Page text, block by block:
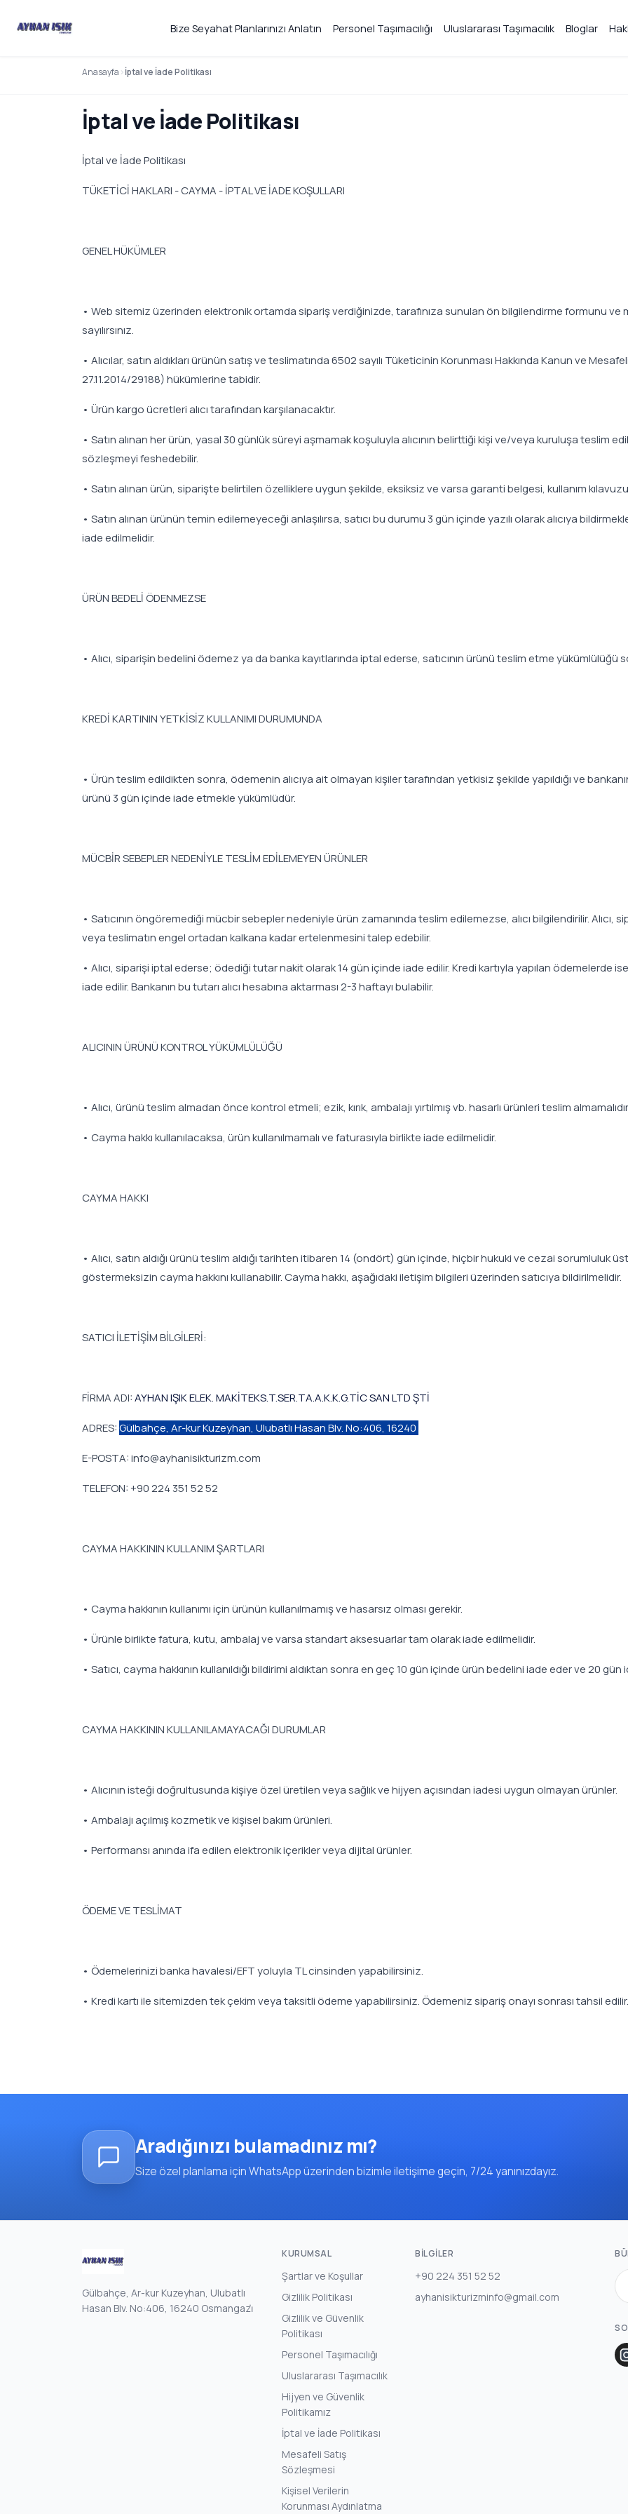
Bize Seyahat Planlarınızı Anlatın Personel Taşımacılığı Uluslararası Taşımacılık Bloglar
Anasayfa İptal ve İade Politikası
İptal ve İade Politikası
İptal ve İade Politikası
TÜKETİCİ HAKLARI - CAYMA - İPTAL VE İADE KOŞULLARI
GENEL HÜKÜMLER
• Web sitemiz üzerinden elektronik ortamda sipariş verdiğinizde, tarafınıza sunulan ön bilgilendirme formunu ve
sayılırsınız.
• Alıcılar, satın aldıkları ürünün satış ve teslimatında 6502 sayılı Tüketicinin Korunması Hakkında Kanun ve
27.11.2014/29188) hükümlerine tabidir.
• Ürün kargo ücretleri alıcı tarafından karşılanacaktır.
• Satın alınan her ürün, yasal 30 günlük süreyi aşmamak koşuluyla alıcının belirttiği kişi ve/veya kuruluşa teslim
sözleşmeyi feshedebilir.
• Satın alınan ürün, siparişte belirtilen özelliklere uygun şekilde, eksiksiz ve varsa garanti belgesi, kullanım
• Satın alınan ürünün temin edilemeyeceği anlaşılırsa, satıcı bu durumu 3 gün içinde yazılı olarak alıcıya
iade edilmelidir.
ÜRÜN BEDELİ ÖDENMEZSE
• Alıcı, siparişin bedelini ödemez ya da banka kayıtlarında iptal ederse, satıcının ürünü teslim etme yükümlülüğü
KREDİ KARTININ YETKİSİZ KULLANIMI DURUMUNDA
• Ürün teslim edildikten sonra, ödemenin alıcıya ait olmayan kişiler tarafından yetkisiz şekilde yapıldığı ve
ürünü 3 gün içinde iade etmekle yükümlüdür.
MÜCBİR SEBEPLER NEDENİYLE TESLİM EDİLEMEYEN ÜRÜNLER
• Satıcının öngöremediği mücbir sebepler nedeniyle ürün zamanında teslim edilemezse, alıcı bilgilendirilir.
veya teslimatın engel ortadan kalkana kadar ertelenmesini talep edebilir.
• Alıcı, siparişi iptal ederse; ödediği tutar nakit olarak 14 gün içinde iade edilir. Kredi kartıyla yapılan ödemelerde
iade edilir. Bankanın bu tutarı alıcı hesabına aktarması 2-3 haftayı bulabilir.
ALICININ ÜRÜNÜ KONTROL YÜKÜMLÜLÜĞÜ
• Alıcı, ürünü teslim almadan önce kontrol etmeli; ezik, kırık, ambalajı yırtılmış vb. hasarlı ürünleri teslim
• Cayma hakkı kullanılacaksa, ürün kullanılmamalı ve faturasıyla birlikte iade edilmelidir.
CAYMA HAKKI
• Alıcı, satın aldığı ürünü teslim aldığı tarihten itibaren 14 (ondört) gün içinde, hiçbir hukuki ve cezai sorumluluk
göstermeksizin cayma hakkını kullanabilir. Cayma hakkı, aşağıdaki iletişim bilgileri üzerinden satıcıya bildirilmelidir.
SATICI İLETİŞİM BİLGİLERİ:
FİRMA ADI:AYHAN IŞIK ELEK. MAKİTEKS.T.SER.TA.A.K.K.G.TİC SAN LTD ŞTİ
ADRES:Gülbahçe, Ar-kur Kuzeyhan, Ulubatlı Hasan Blv. No:406, 16240
E-POSTA: info@ayhanisikturizm.com
TELEFON: +90 224 351 52 52
CAYMA HAKKININ KULLANIM ŞARTLARI
• Cayma hakkının kullanımı için ürünün kullanılmamış ve hasarsız olması gerekir.
• Ürünle birlikte fatura, kutu, ambalaj ve varsa standart aksesuarlar tam olarak iade edilmelidir.
• Satıcı, cayma hakkının kullanıldığı bildirimi aldıktan sonra en geç 10 gün içinde ürün bedelini iade eder ve 20 gün
CAYMA HAKKININ KULLANILAMAYACAĞI DURUMLAR
• Alıcının isteği doğrultusunda kişiye özel üretilen veya sağlık ve hijyen açısından iadesi uygun olmayan ürünler.
• Ambalajı açılmış kozmetik ve kişisel bakım ürünleri.
• Performansı anında ifa edilen elektronik içerikler veya dijital ürünler.
ÖDEME VE TESLİMAT
• Ödemelerinizi banka havalesi/EFT yoluyla TL cinsinden yapabilirsiniz.
• Kredi kartı ile sitemizden tek çekim veya taksitli ödeme yapabilirsiniz. Ödemeniz sipariş onayı sonrası tahsil edilir.
Aradığınızı bulamadınız mı?
Size özel planlama için WhatsApp üzerinden bizimle iletişime geçin, 7/24 yanınızdayız.
Gülbahçe, Ar-kur Kuzeyhan, Ulubatlı
Hasan Blv. No:406, 16240 Osmangazi̇
KURUMSAL
Şartlar ve Koşullar
Gizlilik Politikası
Gizlilik ve Güvenlik
Politikası
Personel Taşımacılığı
Uluslararası Taşımacılık
Hijyen ve Güvenlik
Politikamız
İptal ve İade Politikası
Mesafeli Satış
Sözleşmesi
Kişisel Verilerin
Korunması Aydınlatma
BILGILER
+90 224 351 52 52
ayhanisikturizminfo@gmail.com